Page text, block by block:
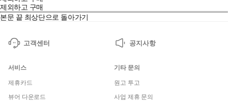
제외하고 구매
본문 끝 최상단으로 돌아가기
고객센터 공지사항
서비스
제휴카드
뷰어 다운로드
기타 문의
원고 투고
사업 제휴 문의